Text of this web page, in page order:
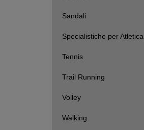
Sandali
Specialistiche per Atletica
Tennis
Trail Running
Volley
Walking